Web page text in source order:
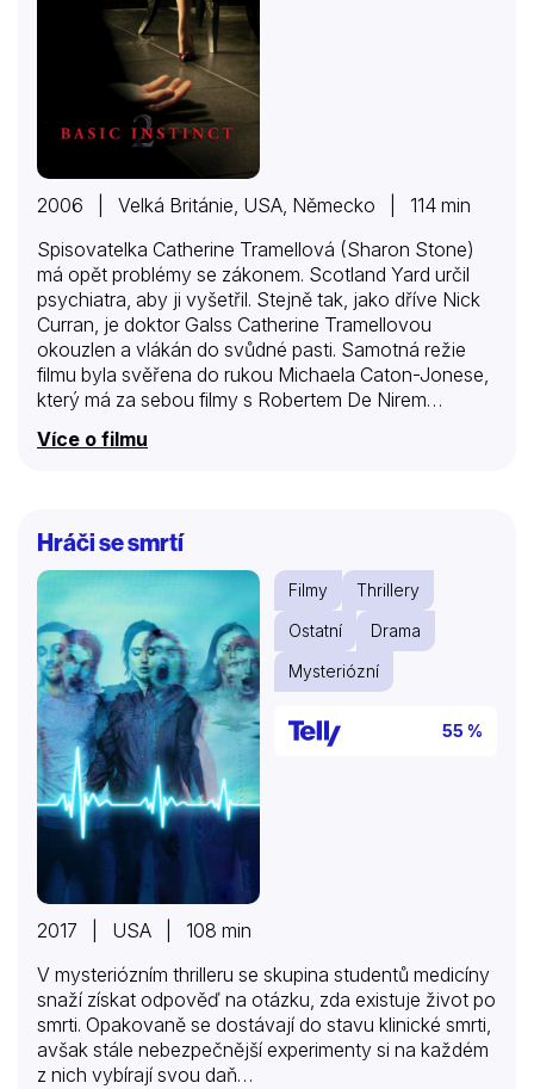
2006 | Velká Británie, USA, Německo | 114 min
Spisovatelka Catherine Tramellová (Sharon Stone)
má opět problémy se zákonem. Scotland Yard určil
psychiatra, aby ji vyšetřil. Stejně tak, jako dříve Nick
Curran, je doktor Galss Catherine Tramellovou
okouzlen a vlákán do svůdné pasti. Samotná režie
filmu byla svěřena do rukou Michaela Caton-Jonese,
který má za sebou filmy s Robertem De Nirem
Neesonem (Rob Roy). Po několika letech od uvedení
Více o filmu
Hráči se smrtí
Filmy
Thrillery
Ostatní
Drama
Mysteriózní
55 %
2017 | USA | 108 min
V mysteriózním thrilleru se skupina studentů medicíny
snaží získat odpověď na otázku, zda existuje život po
smrti. Opakovaně se dostávají do stavu klinické smrti,
avšak stále nebezpečnější experimenty si na každém
z nich vybírají svou daň…